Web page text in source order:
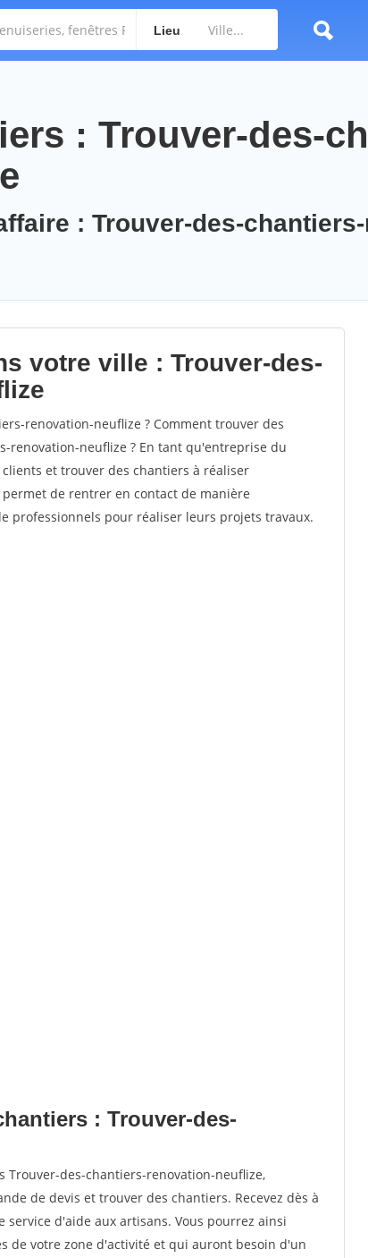
Lieu
: Trouver-des-
: Trouver-des-
votre ville : Trouver-des-
renovation-neuflize ? Comment trouver des
renovation-neuflize ? En tant qu'entreprise du
et trouver des chantiers à réaliser
de rentrer en contact de manière
professionnels pour réaliser leurs projets travaux.
: Trouver-des-
Trouver-des-chantiers-renovation-neuflize,
de devis et trouver des chantiers. Recevez dès à
d'aide aux artisans. Vous pourrez ainsi
de votre zone d'activité et qui auront besoin d'un